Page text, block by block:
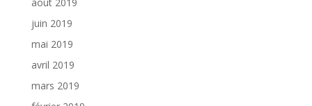
août 2019
juin 2019
mai 2019
avril 2019
mars 2019